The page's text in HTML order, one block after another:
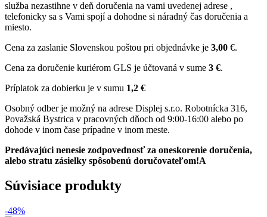
služba nezastihne v deň doručenia na vami uvedenej adrese ,
telefonicky sa s Vami spojí a dohodne si náradný čas doručenia a
miesto.
Cena za zaslanie Slovenskou poštou pri objednávke je 3,00 €.
Cena za doručenie kuriérom GLS je účtovaná v sume 3 €.
Príplatok za dobierku je v sumu 1,2 €
Osobný odber je možný na adrese Displej s.r.o. Robotnícka 316,
Považská Bystrica v pracovných dňoch od 9:00-16:00 alebo po
dohode v inom čase prípadne v inom meste.
Predávajúci nenesie zodpovednosť za oneskorenie doručenia,
alebo stratu zásielky spôsobenú doručovateľom!A
Súvisiace produkty
-48%